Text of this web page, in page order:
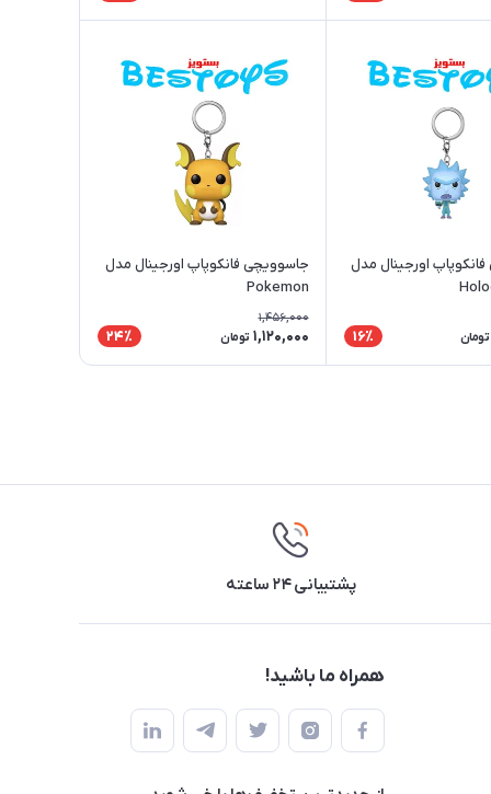
اورجینال مدل
تومان 16٪
جاسوویچی فانکوپاپ اورجینال مدل
Pokemon
1,456,000
1,120,000 تومان 24٪
پشتیبانی ۲۴ ساعته
همراه ما باشید!